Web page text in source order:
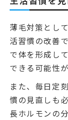
薄毛対策とし
活習慣の改善
で体を形成し
できる可能性
また、毎日定
慣の見直しも
長ホルモンの